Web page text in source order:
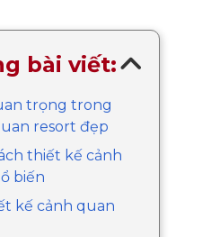
bài viết:
trọng trong
resort đẹp
thiết kế cảnh
biến
kế cảnh quan